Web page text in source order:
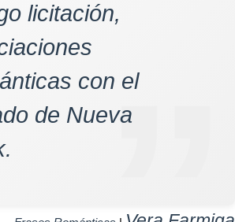
licitación,
con el
de Nueva